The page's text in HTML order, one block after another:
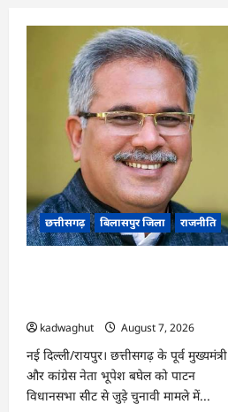
छत्तीसगढ़ बिलासपुर जिला राजनीति
kadwaghut
August 7, 2026
नई दिल्ली/रायपुर। छत्तीसगढ़ के पूर्व मुख्यमंत्री
और कांग्रेस नेता भूपेश बघेल को पाटन
विधानसभा सीट से जुड़े चुनावी मामले में...